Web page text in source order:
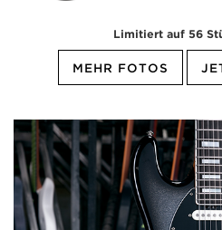
Limitiert auf 56
MEHR FOTOS